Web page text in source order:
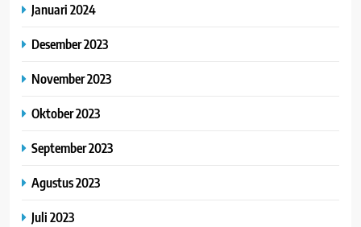
Januari 2024
Desember 2023
November 2023
Oktober 2023
September 2023
Agustus 2023
Juli 2023